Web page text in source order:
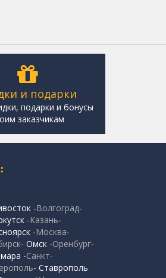
и подарки
подарки и бонусы
заказчикам
-Волгоград-
-Казань-
-Москва-
- Омск -Оренбург-
-Санкт-
- Ставрополь